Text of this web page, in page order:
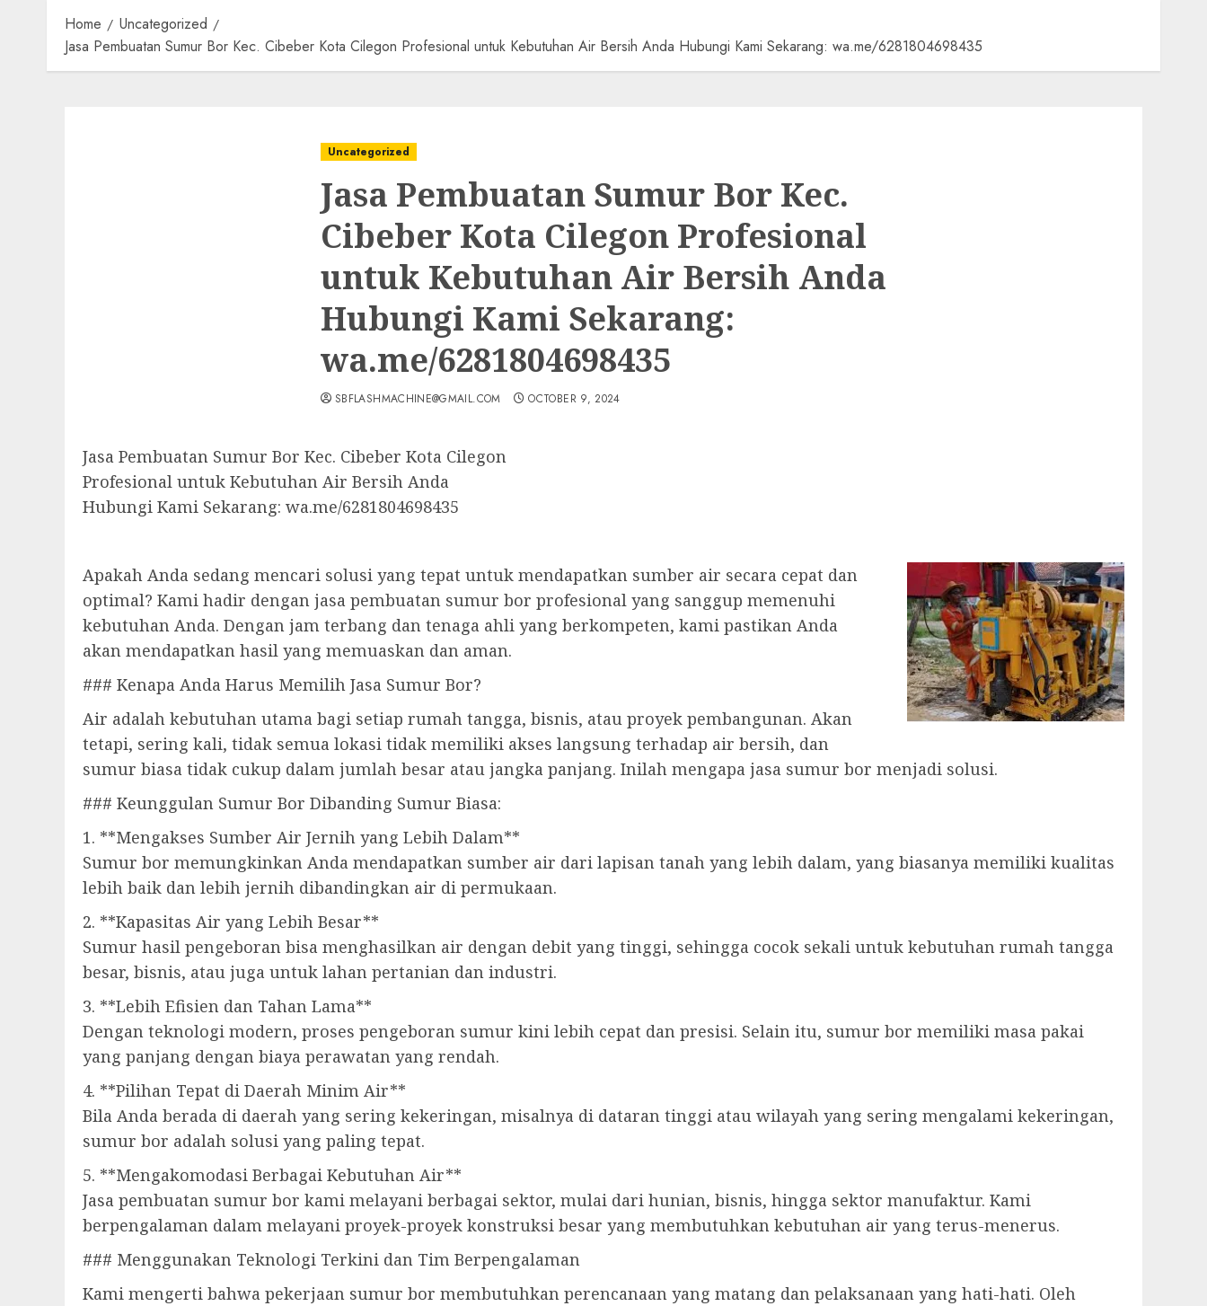
Home
Uncategorized
Jasa Pembuatan Sumur Bor Kec. Cibeber Kota Cilegon Profesional untuk Kebutuhan Air Bersih Anda Hubungi Kami Sekarang: wa.me/6281804698435
Uncategorized
Jasa Pembuatan Sumur Bor Kec.
Cibeber Kota Cilegon Profesional
untuk Kebutuhan Air Bersih Anda
Hubungi Kami Sekarang:
wa.me/6281804698435
SBFLASHMACHINE@GMAIL.COM OCTOBER 9, 2024
Jasa Pembuatan Sumur Bor Kec. Cibeber Kota Cilegon
Profesional untuk Kebutuhan Air Bersih Anda
Hubungi Kami Sekarang: wa.me/6281804698435
Apakah Anda sedang mencari solusi yang tepat untuk mendapatkan sumber air secara cepat dan
optimal? Kami hadir dengan jasa pembuatan sumur bor profesional yang sanggup memenuhi
kebutuhan Anda. Dengan jam terbang dan tenaga ahli yang berkompeten, kami pastikan Anda
akan mendapatkan hasil yang memuaskan dan aman.
### Kenapa Anda Harus Memilih Jasa Sumur Bor?
Air adalah kebutuhan utama bagi setiap rumah tangga, bisnis, atau proyek pembangunan. Akan
tetapi, sering kali, tidak semua lokasi tidak memiliki akses langsung terhadap air bersih, dan
sumur biasa tidak cukup dalam jumlah besar atau jangka panjang. Inilah mengapa jasa sumur bor menjadi solusi.
### Keunggulan Sumur Bor Dibanding Sumur Biasa:
1. **Mengakses Sumber Air Jernih yang Lebih Dalam**
Sumur bor memungkinkan Anda mendapatkan sumber air dari lapisan tanah yang lebih dalam, yang biasanya memiliki kualitas
lebih baik dan lebih jernih dibandingkan air di permukaan.
2. **Kapasitas Air yang Lebih Besar**
Sumur hasil pengeboran bisa menghasilkan air dengan debit yang tinggi, sehingga cocok sekali untuk kebutuhan rumah tangga
besar, bisnis, atau juga untuk lahan pertanian dan industri.
3. **Lebih Efisien dan Tahan Lama**
Dengan teknologi modern, proses pengeboran sumur kini lebih cepat dan presisi. Selain itu, sumur bor memiliki masa pakai
yang panjang dengan biaya perawatan yang rendah.
4. **Pilihan Tepat di Daerah Minim Air**
Bila Anda berada di daerah yang sering kekeringan, misalnya di dataran tinggi atau wilayah yang sering mengalami kekeringan,
sumur bor adalah solusi yang paling tepat.
5. **Mengakomodasi Berbagai Kebutuhan Air**
Jasa pembuatan sumur bor kami melayani berbagai sektor, mulai dari hunian, bisnis, hingga sektor manufaktur. Kami
berpengalaman dalam melayani proyek-proyek konstruksi besar yang membutuhkan kebutuhan air yang terus-menerus.
### Menggunakan Teknologi Terkini dan Tim Berpengalaman
Kami mengerti bahwa pekerjaan sumur bor membutuhkan perencanaan yang matang dan pelaksanaan yang hati-hati. Oleh